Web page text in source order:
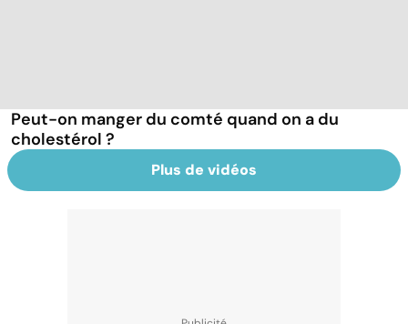
Peut-on manger du comté quand on a du
cholestérol ?
Plus de vidéos